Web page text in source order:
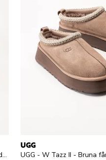
UGG - W Classic Ultra Mini - Beige ullfodrade vinterboots i mocka
UGG